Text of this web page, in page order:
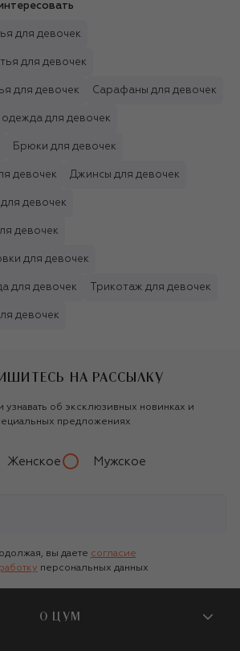
для девочек
для девочек
для девочек Сарафаны для девочек
для девочек
Брюки для девочек
девочек Джинсы для девочек
девочек
девочек
для девочек
для девочек Трикотаж для девочек
девочек
НА РАССЫЛКУ
об эксклюзивных новинках и
предложениях
Женское Мужское
вы даете согласие
персональных данных
О ЦУМ